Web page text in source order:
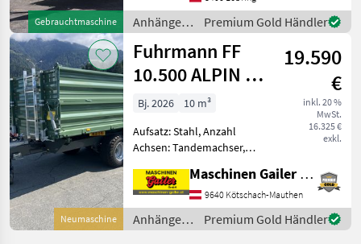
Gebrauchtmaschine
eingeladen, unsere Modelle
vor Ort zu besic
Anhänger /
Fuhrmann
Premium Gold Händler
Neumaschine
Fuhrmann FF
10.500 ALPIN 1
TDS10414AL
19.590
€
inkl. 20 %
MwSt.
16.325 €
exkl.
Bj. 2026
10 m³
Aufsatz: Stahl, Anzahl
Achsen: Tandemachser,
Kipper, Bremse:
Hydraulische Bremse,
Typenschein, Pendel-
Bordwände Neuer Tandem-
Maschinen Gailer GmbH
9640 Kötschach-Mauthen
Anhänger /
Fuhrmann
Premium Gold Händler